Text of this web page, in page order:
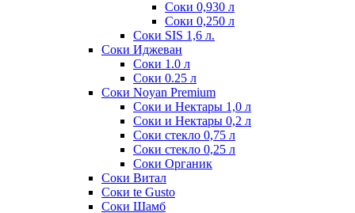
Соки 0,930 л
Соки 0,250 л
Соки SIS 1,6 л.
Соки Иджеван
Соки 1.0 л
Соки 0.25 л
Соки Noyan Premium
Соки и Нектары 1,0 л
Соки и Нектары 0,2 л
Соки стекло 0,75 л
Соки стекло 0,25 л
Соки Органик
Соки Витал
Соки te Gusto
Соки Шамб